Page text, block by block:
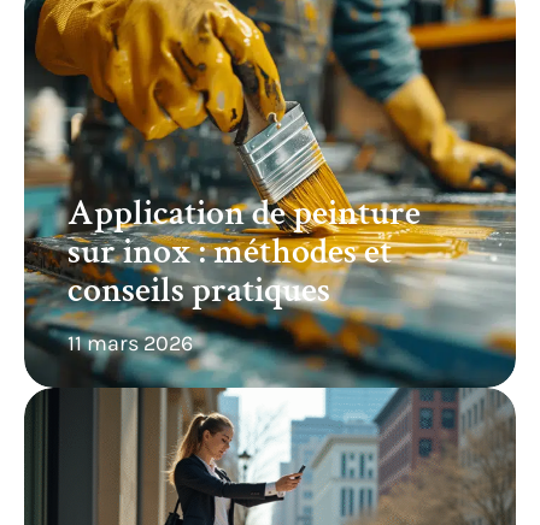
Application de peinture
sur inox : méthodes et
conseils pratiques
11 mars 2026